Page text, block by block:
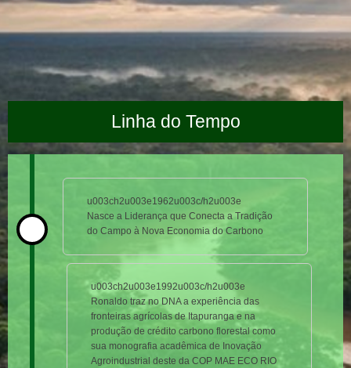
Linha do Tempo
u003ch2u003e1962u003c/h2u003e
Nasce a Liderança que Conecta a Tradição